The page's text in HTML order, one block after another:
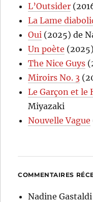
L’Outsider
La Lame
Oui (2025) de
Un poète
The Nice Guys
Miroirs No. 3
Le Garçon et le
Miyazaki
Nouvelle Vague
COMMENTAIRES
Nadine Gastaldi